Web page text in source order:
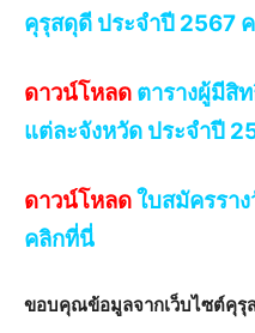
คุรุสดุดี ประจำปี 2567
ดาวน์โหลด ตารางผู้มีสิ
แต่ละจังหวัด ประจำปี
ดาวน์โหลดใบสมัครรา
คลิกที่นี่
ขอบคุณข้อมูลจากเว็บไซต์คุรุ